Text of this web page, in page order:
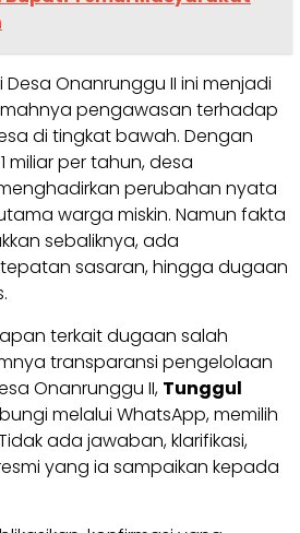
Onanrunggu II ini menjadi
pengawasan terhadap
di tingkat bawah. Dengan
miliar per tahun, desa
perubahan nyata
warga miskin. Namun fakta
sebaliknya, ada
sasaran, hingga dugaan
terkait dugaan salah
transparansi pengelolaan
Onanrunggu II, Tunggul
melalui WhatsApp, memilih
ada jawaban, klarifikasi,
yang ia sampaikan kepada